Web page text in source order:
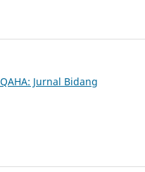
Jurnal Bidang